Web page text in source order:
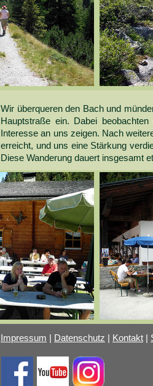
Wir überqueren den Bach und
Hauptstraße ein. Dabei
Interesse an uns zeigen. Nach
erreicht, und uns eine Stärkung
Diese Wanderung dauert insgesamt
Impressum Datenschutz Kontakt